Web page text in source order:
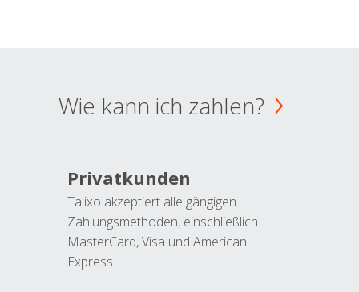
Wie kann ich zahlen?
Privatkunden
Talixo akzeptiert alle gängigen
Zahlungsmethoden, einschließlich
MasterCard, Visa und American
Express.